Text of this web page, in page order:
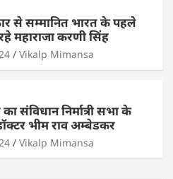
से सम्मानित भारत के पहले
महाराजा करणी सिंह
Vikalp Mimansa
संविधान निर्मात्री सभा के
भीम राव अम्बेडकर
Vikalp Mimansa